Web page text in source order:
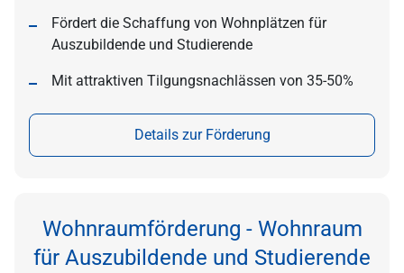
Fördert die Schaffung von Wohnplätzen für
Auszubildende und Studierende
Mit attraktiven Tilgungsnachlässen von 35-50%
Details zur Förderung
Wohnraumförderung - Wohnraum
für Auszubildende und Studierende